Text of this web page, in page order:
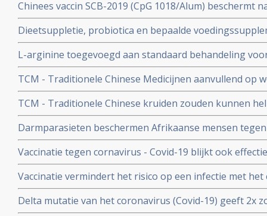
Chinees vaccin SCB-2019 (CpG 1018/Alum) beschermt
ziekenhuisopname en overlijden bij alle bekende
Covid-19 blijkt uit SPECTRA fase III studie
Dieetsuppletie, probiotica en bepaalde
of als aanvullende of alleenstaande behandeling van
coronavirus - SARS-CoV-2 - geeft interessante
studies
L-arginine toegevoegd aan standaard behandeling
ernstige ziekte door coronavirus - Covid-19 verbetert
ziekenhuisverblijf met
TCM - Traditionele Chinese Medicijnen aanvullend op
bij patienten met milde tot matige COVID-19 -
TCM - Traditionele Chinese kruiden zouden kunnen
Corona virus, zeggen Chinese onderzoekers
Darmparasieten beschermen Afrikaanse mensen
hun immuunsysteem reageert anders dan
Vaccinatie tegen cornavirus - Covid-19 blijkt ook
immuunziektes en mensen die
Vaccinatie vermindert het risico op een infectie met
immuniteit van een eerdere infectie beschermt echter
keer. Dit toont groot onderzoek aan uit Israel
Delta mutatie van het coronavirus (Covid-19) geeft 2x